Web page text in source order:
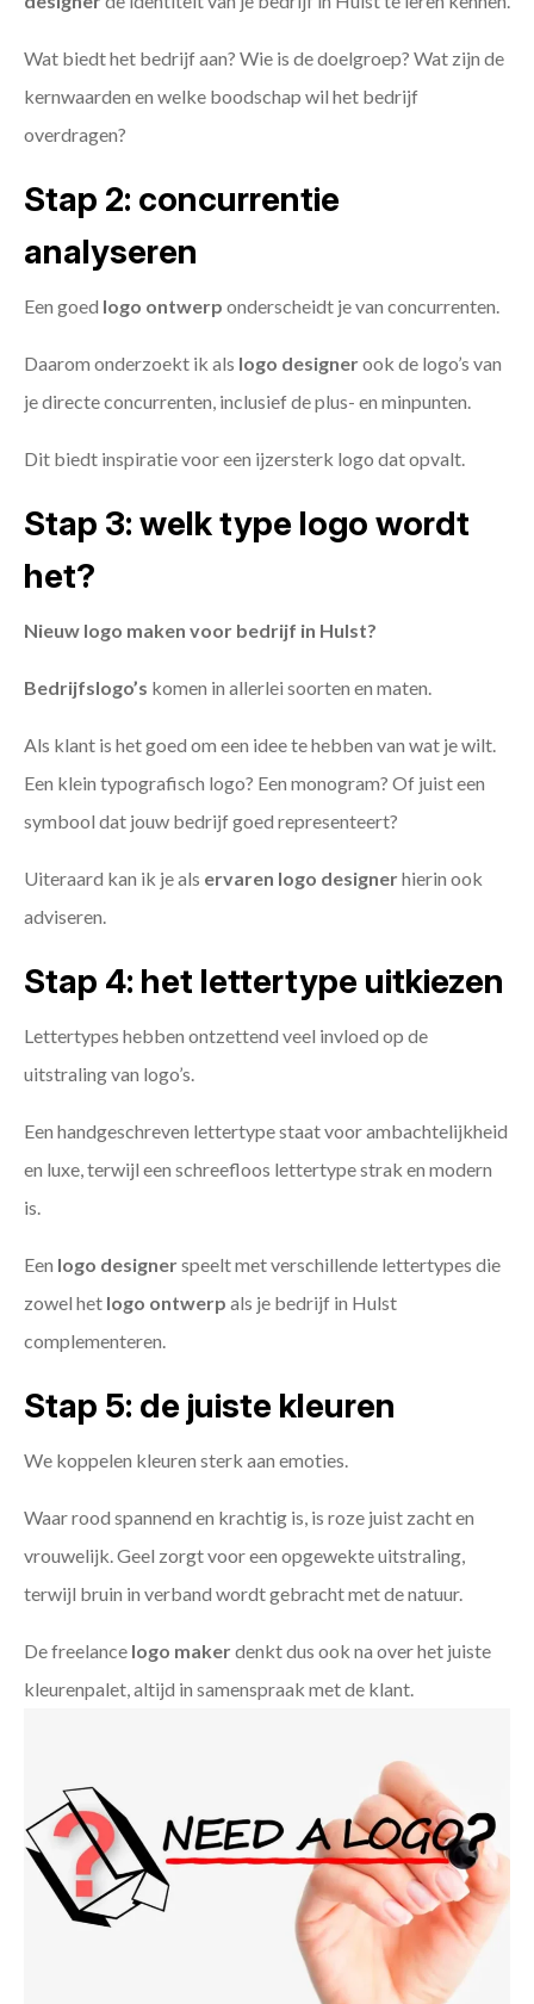
Wat biedt het bedrijf aan? Wie is de doelgroep? Wat zijn de
kernwaarden en welke boodschap wil het bedrijf
overdragen?
Stap 2: concurrentie
analyseren
Een goed logo ontwerp onderscheidt je van concurrenten.
Daarom onderzoekt ik als logo designerook de logo’s van
je directe concurrenten, inclusief de plus- en minpunten.
Dit biedt inspiratie voor een ijzersterk logo dat opvalt.
Stap 3: welk type logo wordt
het?
Nieuw logo maken voor bedrijf in Hulst?
Bedrijfslogo’s komen in allerlei soorten en maten.
Als klant is het goed om een idee te hebben van wat je wilt.
Een klein typografisch logo? Een monogram? Of juist een
symbool dat jouw bedrijf goed representeert?
Uiteraard kan ik je als ervaren logo designerhierin ook
adviseren.
Stap 4: het lettertype uitkiezen
Lettertypes hebben ontzettend veel invloed op de
uitstraling van logo’s.
Een handgeschreven lettertype staat voor ambachtelijkheid
en luxe, terwijl een schreefloos lettertype strak en modern
is.
Een logo designerspeelt met verschillende lettertypes die
zowel het logo ontwerp als je bedrijf in Hulst
complementeren.
Stap 5: de juiste kleuren
We koppelen kleuren sterk aan emoties.
Waar rood spannend en krachtig is, is roze juist zacht en
vrouwelijk. Geel zorgt voor een opgewekte uitstraling,
terwijl bruin in verband wordt gebracht met de natuur.
De freelance logo makerdenkt dus ook na over het juiste
kleurenpalet, altijd in samenspraak met de klant.